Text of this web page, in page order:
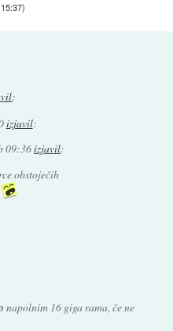
)
:
izjavil:
09:36izjavil:
obstoječih
napolnim 16 giga rama, če ne